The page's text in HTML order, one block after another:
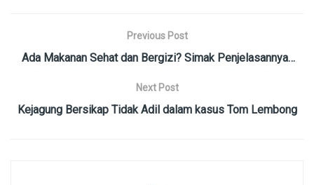
Previous Post
Ada Makanan Sehat dan Bergizi? Simak Penjelasannya…
Next Post
Kejagung Bersikap Tidak Adil dalam kasus Tom Lembong